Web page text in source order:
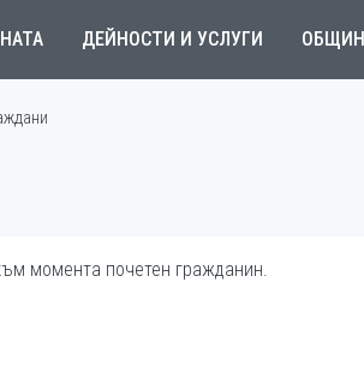
ДЕЙНОСТИ И УСЛУГИ
момента почетен гражданин.